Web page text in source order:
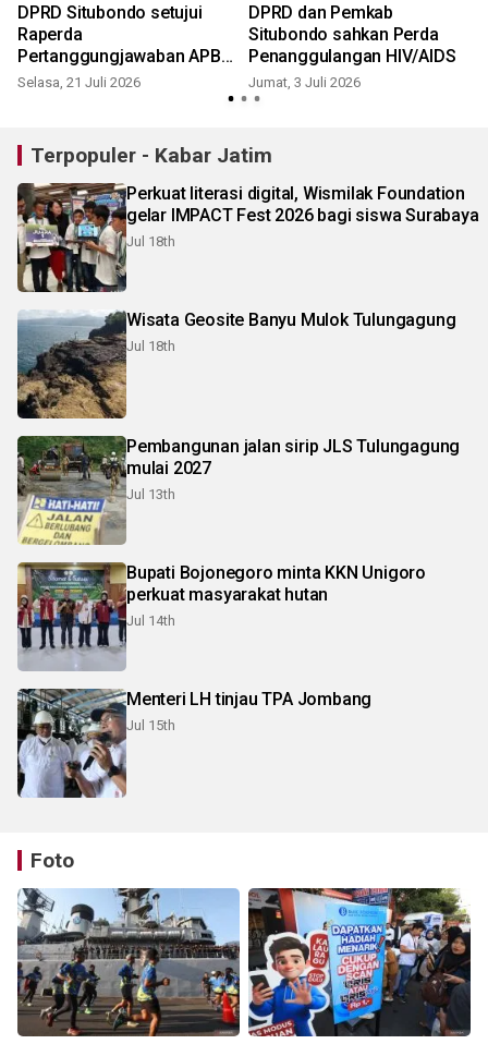
DPRD Situbondo setujui
Raperda
Pertanggungjawaban APBD
2025
Selasa, 21 Juli 2026
DPRD dan Pemkab
Situbondo sahkan Perda
Penanggulangan HIV/AIDS
Jumat, 3 Juli 2026
Terpopuler - Kabar Jatim
Perkuat literasi digital, Wismilak Foundation
gelar IMPACT Fest 2026 bagi siswa Surabaya
Jul 18th
Wisata Geosite Banyu Mulok Tulungagung
Jul 18th
Pembangunan jalan sirip JLS Tulungagung
mulai 2027
Jul 13th
Bupati Bojonegoro minta KKN Unigoro
perkuat masyarakat hutan
Jul 14th
Menteri LH tinjau TPA Jombang
Jul 15th
Foto